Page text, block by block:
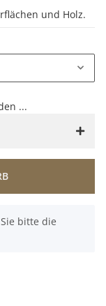
und Holz.
...
bitte die